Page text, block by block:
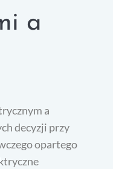
a
a
decyzji przy
opartego